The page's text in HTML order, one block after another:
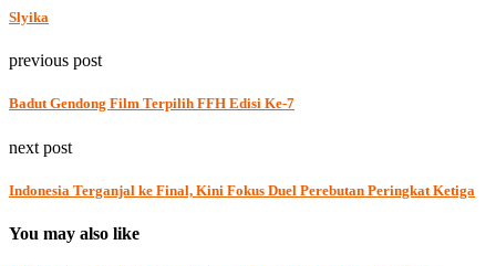
Slyika
previous post
Badut Gendong Film Terpilih FFH Edisi Ke-7
next post
Indonesia Terganjal ke Final, Kini Fokus Duel Perebutan Peringkat Ketiga
You may also like